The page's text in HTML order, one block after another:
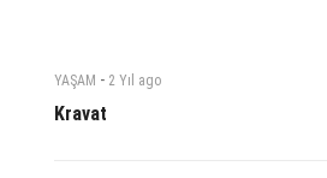
YAŞAM - 2 Yıl ago
Kravat